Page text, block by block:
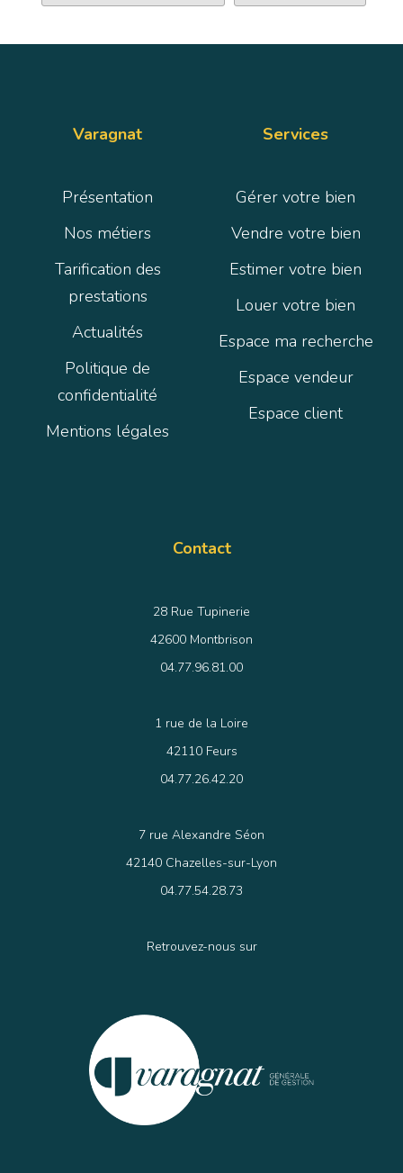
Varagnat
Présentation
Nos métiers
Tarification des
prestations
Actualités
Politique de
confidentialité
Mentions légales
Services
Gérer votre bien
Vendre votre bien
Estimer votre bien
Louer votre bien
Espace ma recherche
Espace vendeur
Espace client
Contact
28 Rue Tupinerie
42600 Montbrison
04.77.96.81.00
1 rue de la Loire
42110 Feurs
04.77.26.42.20
7 rue Alexandre Séon
42140 Chazelles-sur-Lyon
04.77.54.28.73
Retrouvez-nous sur